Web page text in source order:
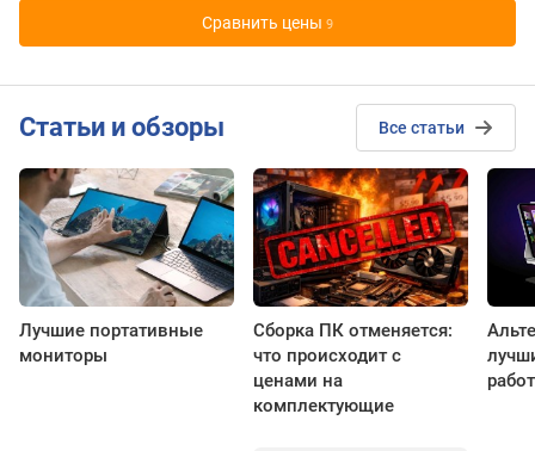
Cравнить цены 9
Cтатьи и обзоры Все статьи
Лучшие портативные
мониторы
Сборка ПК отменяется:
что происходит с
ценами на
комплектующие